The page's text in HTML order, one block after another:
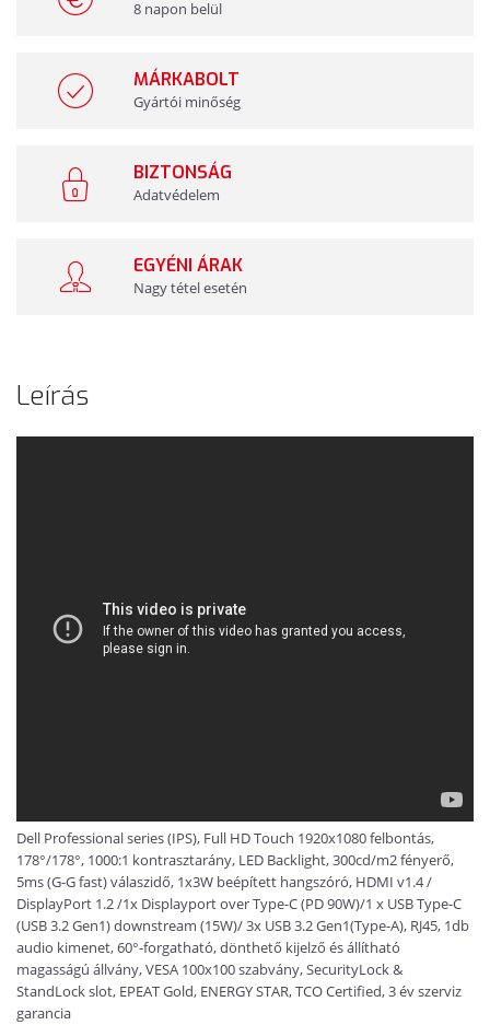
8 napon belül
MÁRKABOLT
Gyártói minőség
BIZTONSÁG
Adatvédelem
EGYÉNI ÁRAK
Nagy tétel esetén
Leírás
Dell Professional series (IPS), Full HD Touch 1920x1080 felbontás,
178°/178°, 1000:1 kontrasztarány, LED Backlight, 300cd/m2 fényerő,
5ms (G-G fast) válaszidő, 1x3W beépített hangszóró, HDMI v1.4 /
DisplayPort 1.2 /1x Displayport over Type-C (PD 90W)/1 x USB Type-C
(USB 3.2 Gen1) downstream (15W)/ 3x USB 3.2 Gen1(Type-A), RJ45, 1db
audio kimenet, 60°-forgatható, dönthető kijelző és állítható
magasságú állvány, VESA 100x100 szabvány, SecurityLock &
StandLock slot, EPEAT Gold, ENERGY STAR, TCO Certified, 3 év szerviz
garancia